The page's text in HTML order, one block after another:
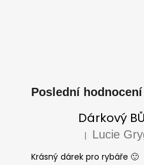
Poslední
Dárkový
Hodnocení
| Lucie
Krásný dárek pro rybáře 🙂